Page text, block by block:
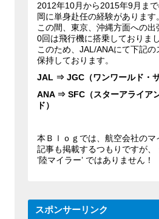
2012年10月から2015年9月ま
岡に単身赴任の経験があります。
この間、東京、沖縄方面への出
0回は飛行機に搭乗しておりまし
このため、JAL/ANAにて下記の
保持しております。
JAL ⇒ JGC（ワンワールド・サ
ANA ⇒ SFC（スターアライア
ド）
本Ｂｌｏｇでは、航空会社のマ
記事も掲載するつもりですが、
’陸マイラー’ ではありません！
スポンサーリンク